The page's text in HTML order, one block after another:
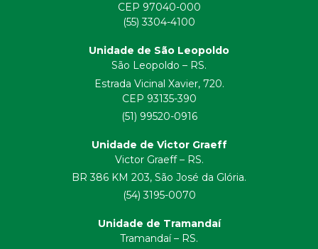
CEP 97040-000
(55) 3304-4100
Unidade de São Leopoldo
São Leopoldo – RS.
Estrada Vicinal Xavier, 720.
CEP 93135-390
(51) 99520-0916
Unidade de Victor Graeff
Victor Graeff – RS.
BR 386 KM 203, São José da Glória.
(54) 3195-0070
Unidade de Tramandaí
Tramandaí – RS.